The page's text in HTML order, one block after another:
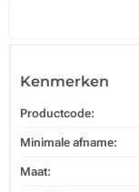
Kenmerken
Productcode:
Minimale afname:
Maat: